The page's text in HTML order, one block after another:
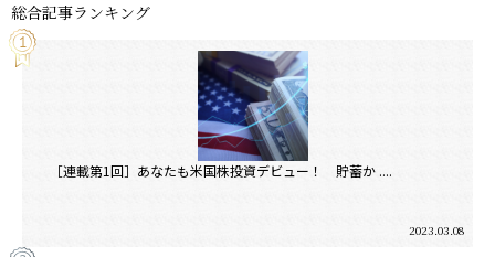
総合記事ランキング
［連載第1回］あなたも米国株投資デビュー！ 貯蓄か ....
2023.03.08